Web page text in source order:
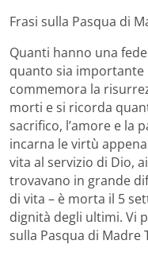
Frasi sulla Pasqua di
Quanti hanno una
quanto sia importante
commemora la
morti e si ricorda
sacrifico, l’amore e la
incarna le virtù
vita al servizio di Dio,
trovavano in grande
di vita – è morta il 5
dignità degli ultimi. Vi
sulla Pasqua di Madre